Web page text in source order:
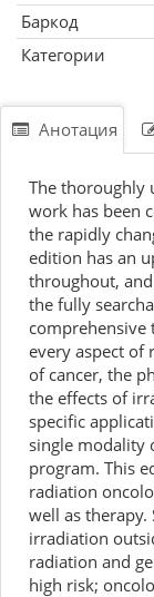
Баркод
Категории
Анотация
The thoroughly
work has been
the rapidly
edition has an
throughout,
the fully
every aspect
of cancer, the
the effects of
specific
single modality
program. This
radiation
well as therapy.
irradiation
radiation and
high risk;